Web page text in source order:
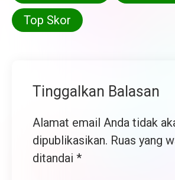
Top Skor
Tinggalkan Balasan
Alamat email Anda tidak
dipublikasikan. Ruas yang
ditandai *